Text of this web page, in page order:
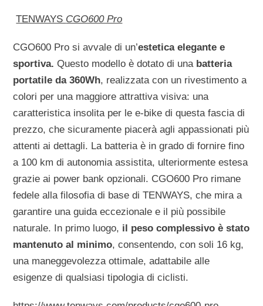
TENWAYS CGO600 Pro
CGO600 Pro si avvale di un’estetica elegante e
sportiva.Questo modello è dotato di una batteria
portatile da 360Wh, realizzata con un rivestimento a
colori per una maggiore attrattiva visiva: una
caratteristica insolita per le e-bike di questa fascia di
prezzo, che sicuramente piacerà agli appassionati più
attenti ai dettagli. La batteria è in grado di fornire fino
a 100 km di autonomia assistita, ulteriormente estesa
grazie ai power bank opzionali. CGO600 Pro rimane
fedele alla filosofia di base di TENWAYS, che mira a
garantire una guida eccezionale e il più possibile
naturale. In primo luogo, il peso complessivo è stato
mantenuto al minimo, consentendo, con soli 16 kg,
una maneggevolezza ottimale, adattabile alle
esigenze di qualsiasi tipologia di ciclisti.